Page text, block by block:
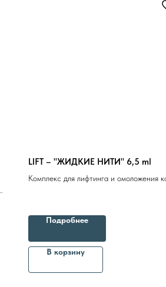
LIFT – "ЖИДКИЕ НИТИ" 6,5 ml
Комплекс для лифтинга и омоложения
атоничная кожа
Подробнее
В корзину